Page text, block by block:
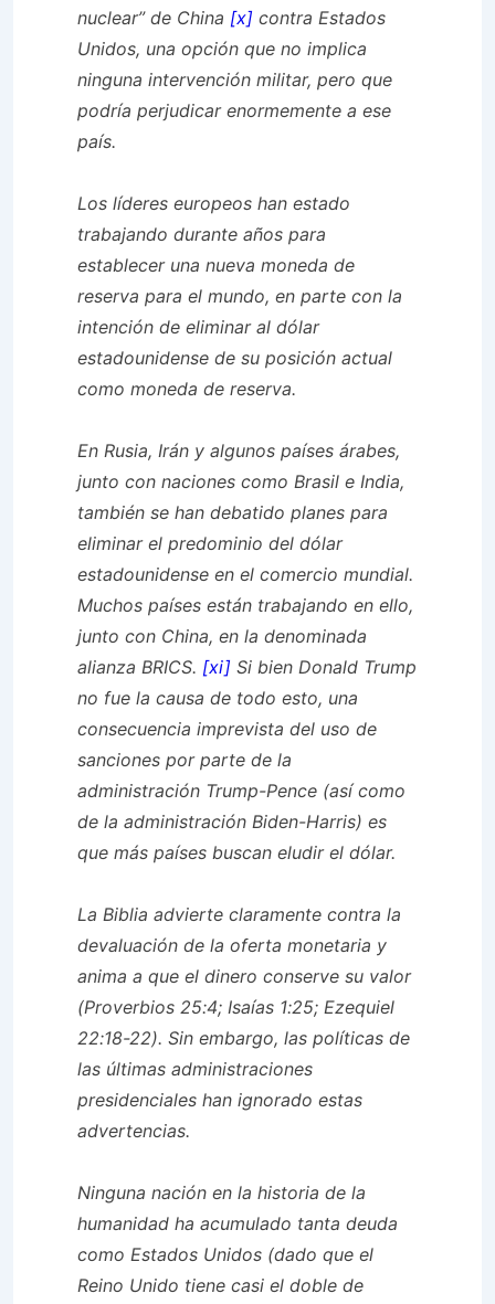
nuclear” de China [x] contra Estados
Unidos, una opción que no implica
ninguna intervención militar, pero que
podría perjudicar enormemente a ese
país.
Los líderes europeos han estado
trabajando durante años para
establecer una nueva moneda de
reserva para el mundo, en parte con la
intención de eliminar al dólar
estadounidense de su posición actual
como moneda de reserva.
En Rusia, Irán y algunos países árabes,
junto con naciones como Brasil e India,
también se han debatido planes para
eliminar el predominio del dólar
estadounidense en el comercio mundial.
Muchos países están trabajando en ello,
junto con China, en la denominada
alianza BRICS. [xi] Si bien Donald Trump
no fue la causa de todo esto, una
consecuencia imprevista del uso de
sanciones por parte de la
administración Trump-Pence (así como
de la administración Biden-Harris) es
que más países buscan eludir el dólar.
La Biblia advierte claramente contra la
devaluación de la oferta monetaria y
anima a que el dinero conserve su valor
(Proverbios 25:4; Isaías 1:25; Ezequiel
22:18-22). Sin embargo, las políticas de
las últimas administraciones
presidenciales han ignorado estas
advertencias.
Ninguna nación en la historia de la
humanidad ha acumulado tanta deuda
como Estados Unidos (dado que el
Reino Unido tiene casi el doble de